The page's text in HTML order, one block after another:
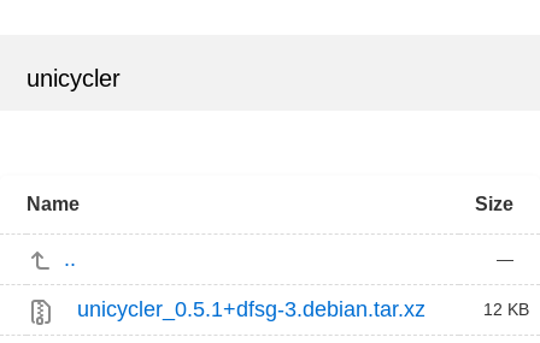
unicycler
Name Size
.. —
unicycler_0.5.1+dfsg-3.debian.tar.xz 12 KB